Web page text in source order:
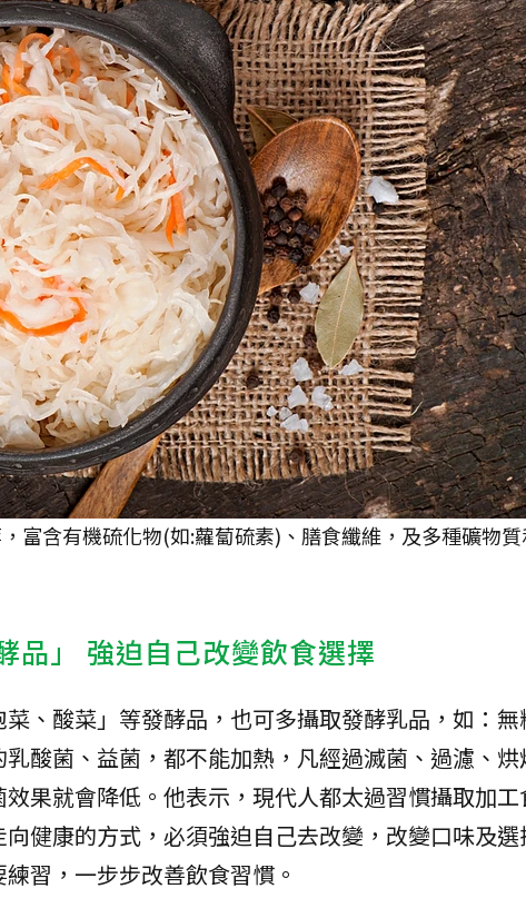
富含有機硫化物(如:蘿蔔硫素)、膳食纖維，及多種礦物
品」 強迫自己改變飲食選擇
、酸菜」等發酵品，也可多攝取發酵乳品，如：無
酸菌、益菌，都不能加熱，凡經過滅菌、過濾、
果就會降低。他表示，現代人都太過習慣攝取加工
健康的方式，必須強迫自己去改變，改變口味及選
習，一步步改善飲食習慣。